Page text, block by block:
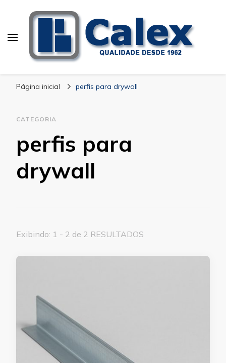
Industriais
Página inicial perfis para drywall
CATEGORIA
perfis para
drywall
Exibindo: 1 - 2 de 2 RESULTADOS